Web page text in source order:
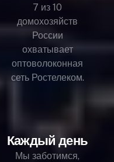
7 из 10
домохозяйств
России
охватывает
оптоволоконная
сеть Ростелеком.
Каждый день
Мы заботимся,